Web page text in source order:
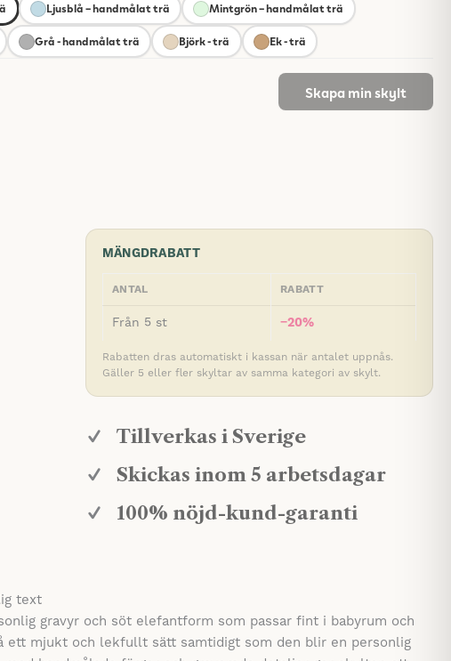
Ljusblå – handmålat trä Mintgrön – handmålat trä
Grå - handmålat trä Björk - trä Ek - trä
Skapa min skylt
MÄNGDRABATT
ANTAL RABATT
Från 5 st −20%
Rabatten dras automatiskt i kassan när antalet uppnås.
Gäller 5 eller fler skyltar av samma kategori av skylt.
Tillverkas i Sverige
Skickas inom 5 arbetsdagar
100% nöjd-kund-garanti
text
gravyr och söt elefantform som passar fint i babyrum och
ett mjukt och lekfullt sätt samtidigt som den blir en personlig